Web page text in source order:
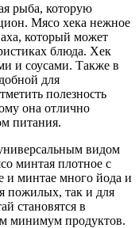
рыба, которую
Мясо хека нежное
который может
блюда. Хек
и соусами. Также в
для
полезность
она отлично
питания.
видом
минтая плотное с
минтае много йода и
пожилых, так и для
становятся в
минимум продуктов.